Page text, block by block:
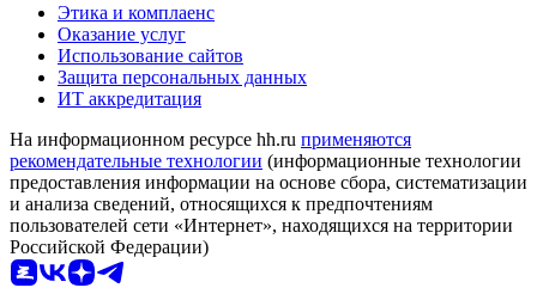
Этика и комплаенс
Оказание услуг
Использование сайтов
Защита персональных данных
ИТ аккредитация
На информационном ресурсе hh.ru применяются
рекомендательные технологии (информационные технологии
предоставления информации на основе сбора, систематизации
и анализа сведений, относящихся к предпочтениям
пользователей сети «Интернет», находящихся на территории
Российской Федерации)